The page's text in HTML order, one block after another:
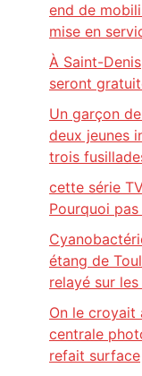
end de
mise en
À Saint-
seront
Un garçon
deux jeunes
trois
cette série
Pourquoi
étang de
relayé sur
On le
centrale
refait surface